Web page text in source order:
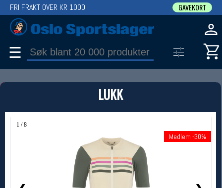
LUKK
1 / 8
Medlem -30%
FRI FRAKT OVER KR 1000 GAVEKORT
☰
PRODUKT
Produkter (1)
Bruk filter til å spisse søket